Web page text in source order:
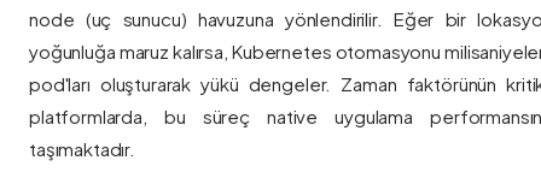
node (uç sunucu) havuzuna yönlendirilir. Eğer bir
yoğunluğa maruz kalırsa, Kubernetes otomasyonu
pod'ları oluşturarak yükü dengeler. Zaman faktörünün
platformlarda, bu süreç native uygulama
taşımaktadır.